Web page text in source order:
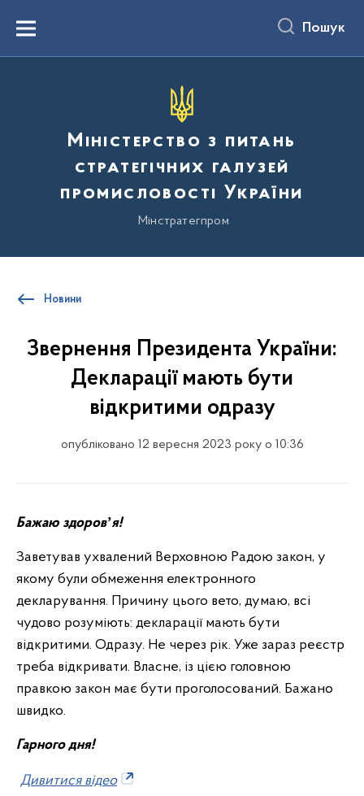
вмістуMenu Пошук
Міністерство з питань
стратегічних галузей
промисловості України
Мінстратегпром
Новини
Звернення Президента України:
Декларації мають бути
відкритими одразу
опубліковано 12 вересня 2023 року о 10:36
Бажаю здоровʼя!
Заветував ухвалений Верховною Радою закон, у
якому були обмеження електронного
декларування. Причину цього вето, думаю, всі
чудово розуміють: декларації мають бути
відкритими. Одразу. Не через рік. Уже зараз реєстр
треба відкривати. Власне, із цією головною
правкою закон має бути проголосований. Бажано
швидко.
Гарного дня!
Дивитися відео